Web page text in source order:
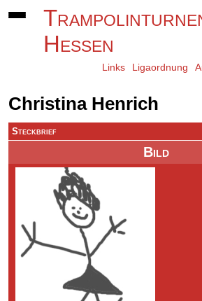
Hessen
Links Ligaordnung
Christina Henrich
Bild
Steckbrief